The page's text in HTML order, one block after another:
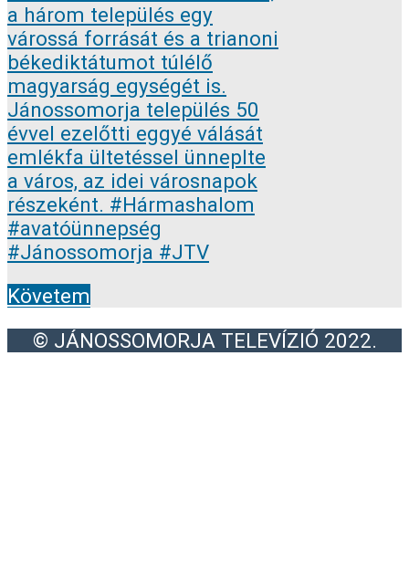
Követem
© JÁNOSSOMORJA TELEVÍZIÓ 2022.